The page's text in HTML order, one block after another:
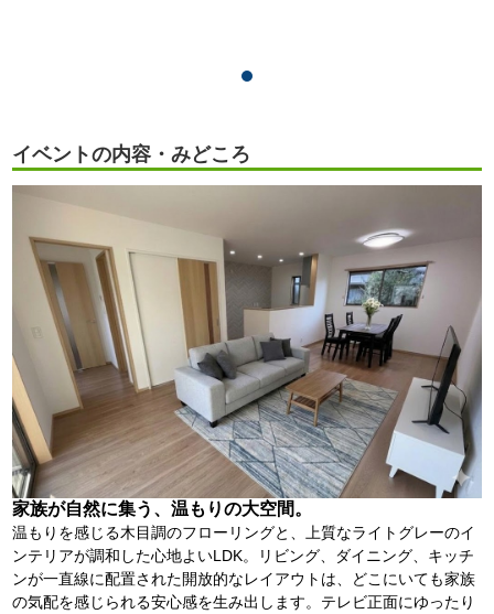
イベントの内容・みどころ
家族が自然に集う、温もりの大空間。
温もりを感じる木目調のフローリングと、上質なライトグレーのイ
ンテリアが調和した心地よいLDK。リビング、ダイニング、キッチ
ンが一直線に配置された開放的なレイアウトは、どこにいても家族
の気配を感じられる安心感を生み出します。テレビ正面にゆったり